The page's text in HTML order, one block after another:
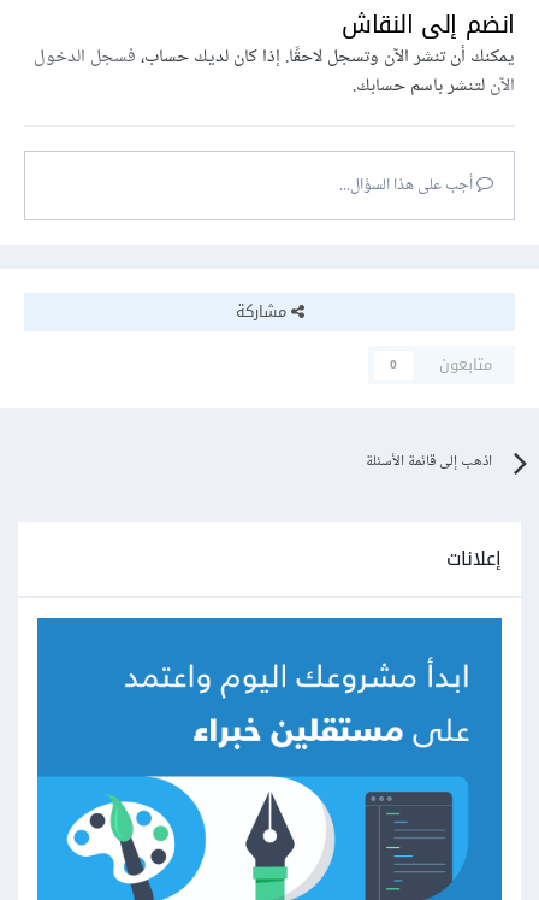
انضم إلى النقاش
يمكنك أن تنشر الآن وتسجل لاحقًا. إذا كان لديك حساب،فسجل الدخول
الآنلتنشر باسم حسابك.
أجب على هذا السؤال...
مشاركة
متابعون
0
اذهب إلى قائمة الأسئلة
إعلانات